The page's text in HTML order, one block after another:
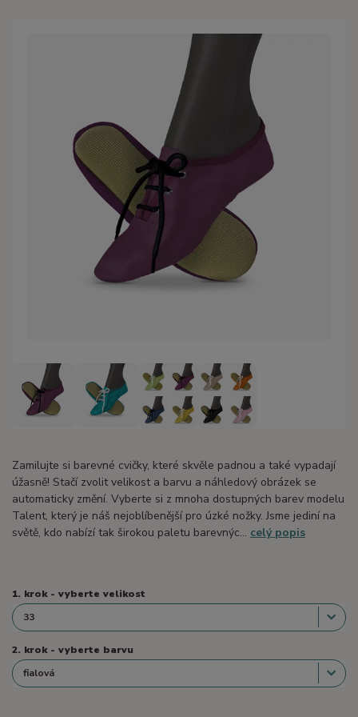
Zamilujte si barevné cvičky, které skvěle padnou a také vypadají
úžasně! Stačí zvolit velikost a barvu a náhledový obrázek se
automaticky změní. Vyberte si z mnoha dostupných barev modelu
Talent, který je náš nejoblíbenější pro úzké nožky. Jsme jediní na
světě, kdo nabízí tak širokou paletu barevnýc... celý popis
1. krok - vyberte velikost
2. krok - vyberte barvu